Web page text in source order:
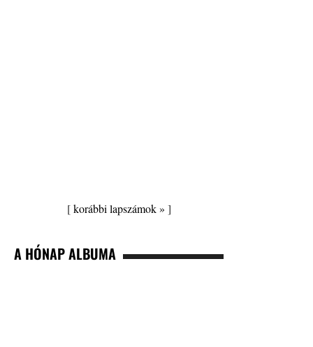
[korábbi lapszámok » ]
A HÓNAP ALBUMA